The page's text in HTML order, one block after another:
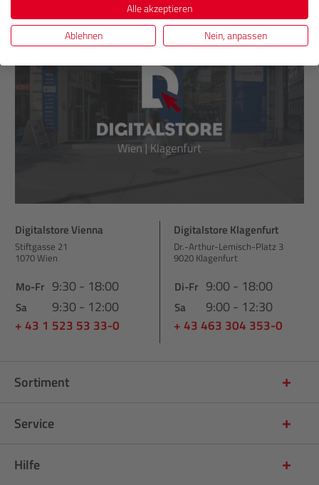
Digitalstore Vienna
Stiftgasse 21
1070 Wien
Mo-Fr 9:30 - 18:00
Sa 9:30 - 12:00
+ 43 1 523 53 33-0
Digitalstore Klagenfurt
Dr.-Arthur-Lemisch-Platz 3
9020 Klagenfurt
Di-Fr 9:00 - 18:00
Sa 9:00 - 12:30
+ 43 463 304 353-0
Sortiment
Service
Hilfe
Alle akzeptieren
Ablehnen
Nein, anpassen